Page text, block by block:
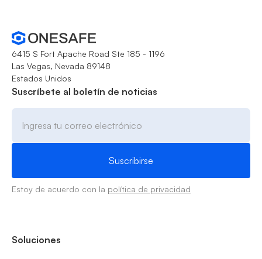
6415 S Fort Apache Road Ste 185 - 1196
Las Vegas, Nevada 89148
Estados Unidos
Suscríbete al boletín de noticias
Estoy de acuerdo con la política de privacidad
Soluciones